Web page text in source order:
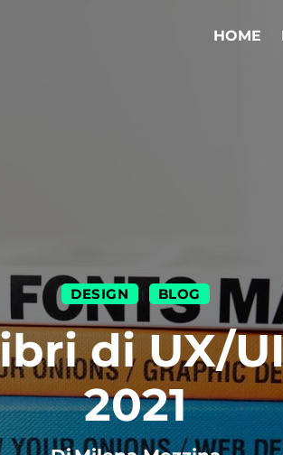
HOME
DESIGN BLOG
di UX/
2021